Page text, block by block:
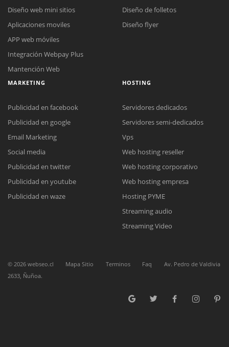
Reunión online
Nuestros ejecutivos le enviarán un correo electrónico con el enlace a
Meet para la reunión online.
Cotización
Complete el formulario y nos contactaremos a la brevedad.
Chat Online
para enviarnos un correo electrónico con sus datos personales.
Diseño web mini sitios
Aplicaciones moviles
APP web móviles
Integración Webpay Plus
Mantención Web
Diseño de folletos
Diseño flyer
MARKETING
Publicidad en facebook
Publicidad en google
Email Marketing
Social media
Publicidad en twitter
Publicidad en youtube
Publicidad en waze
HOSTING
Servidores dedicados
Servidores semi-dedicados
Vps
Web hosting reseller
Web hosting corporativo
Web hosting empresa
Hosting PYME
Streaming audio
Streaming Video
© 2026 webseo.cl Mapa Sitio Terminos Faq
Av. Pedro de Valdivia
2633, Ñuñoa.